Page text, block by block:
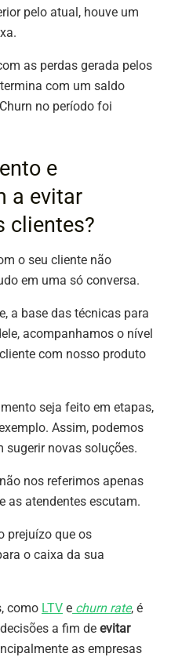
pelo atual, houve um
as perdas gerada pelos
com um saldo
no período foi
e
a evitar
clientes?
o seu cliente não
em uma só conversa.
a base das técnicas para
acompanhamos o nível
com nosso produto
seja feito em etapas,
Assim, podemos
sugerir novas soluções.
nos referimos apenas
as atendentes escutam.
prejuízo que os
o caixa da sua
como LTV e churn rate, é
a fim de evitar
as empresas